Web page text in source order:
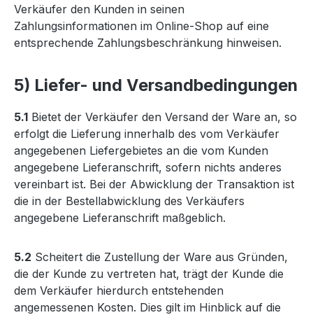
Verkäufer den Kunden in seinen
Zahlungsinformationen im Online-Shop auf eine
entsprechende Zahlungsbeschränkung hinweisen.
5) Liefer- und Versandbedingungen
5.1 Bietet der Verkäufer den Versand der Ware an, so
erfolgt die Lieferung innerhalb des vom Verkäufer
angegebenen Liefergebietes an die vom Kunden
angegebene Lieferanschrift, sofern nichts anderes
vereinbart ist. Bei der Abwicklung der Transaktion ist
die in der Bestellabwicklung des Verkäufers
angegebene Lieferanschrift maßgeblich.
5.2 Scheitert die Zustellung der Ware aus Gründen,
die der Kunde zu vertreten hat, trägt der Kunde die
dem Verkäufer hierdurch entstehenden
angemessenen Kosten. Dies gilt im Hinblick auf die